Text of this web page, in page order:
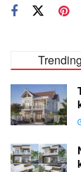
Trending